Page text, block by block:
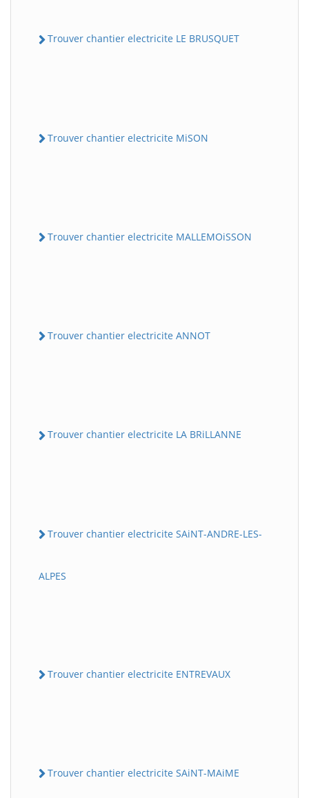
Trouver chantier electricite LE BRUSQUET
Trouver chantier electricite MiSON
Trouver chantier electricite MALLEMOiSSON
Trouver chantier electricite ANNOT
Trouver chantier electricite LA BRiLLANNE
Trouver chantier electricite SAiNT-ANDRE-LES-
ALPES
Trouver chantier electricite ENTREVAUX
Trouver chantier electricite SAiNT-MAiME